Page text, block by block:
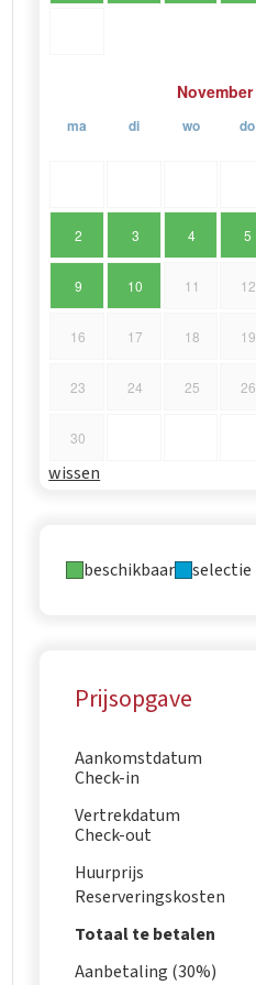
November
ma di wo do
2 3 4 5
9 10 11 12
16 17 18 19
23 24 25 26
30
wissen
beschikbaar selectie
Prijsopgave
Aankomstdatum
Check-in
Vertrekdatum
Check-out
Huurprijs
Reserveringskosten
Totaal te betalen
Aanbetaling (30%)